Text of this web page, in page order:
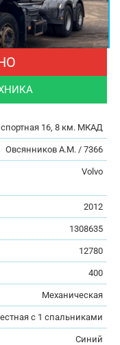
16, 8 км. МКАД
Овсянников А.М. / 7366
Volvo
2012
1308635
12780
400
Механическая
с 1 спальниками
Синий